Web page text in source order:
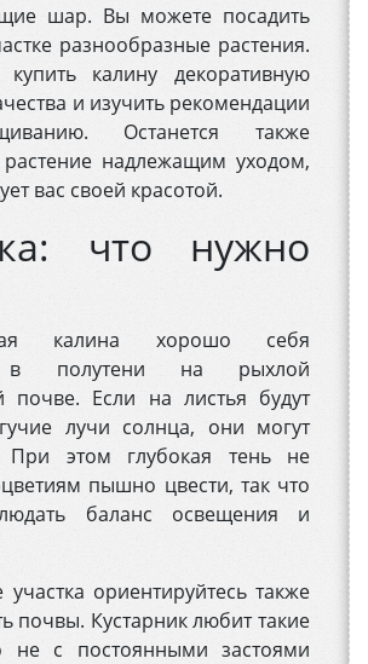
шар. Вы можете посадить
разнообразные растения.
калину декоративную
и изучить рекомендации
Останется также
растение надлежащим уходом,
вас своей красотой.
что нужно
калина хорошо себя
в полутени на рыхлой
почве. Если на листья будут
лучи солнца, они могут
При этом глубокая тень не
пышно цвести, так что
баланс освещения и
ориентируйтесь также
почвы. Кустарник любит такие
не с постоянными застоями